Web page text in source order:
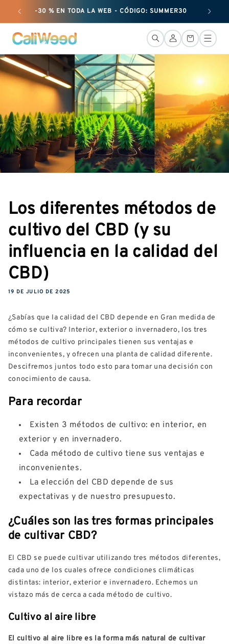
pasar al
contenido
-30 % EN TODA LA WEB - CÓDIGO: SUMMER30 + 50
ConexiónCesta
Los diferentes métodos de
cultivo del CBD (y su
influencia en la calidad del
CBD)
19 DE JULIO DE 2025
¿Sabías que la calidad del CBD depende en Gran medida de
cómo se cultiva? Interior, exterior o invernadero, los tres
métodos de cultivo principales tienen sus ventajas e
inconvenientes, y ofrecen una planta de calidad diferente.
Descifremos juntos todo esto para tomar una decisión con
conocimiento de causa.
Para recordar
Existen 3 métodos de cultivo: en interior, en
exterior y en invernadero.
Cada método de cultivo tiene sus ventajas e
inconvenientes.
La elección del CBD depende de sus
expectativas y de nuestro presupuesto.
¿Cuáles son las tres formas principales
de cultivar CBD?
El CBD se puede cultivar utilizando tres métodos diferentes,
cada uno de los cuales ofrece condiciones climáticas
distintas: interior, exterior e invernadero. Echemos un
vistazo más de cerca a cada método de cultivo.
Cultivo al aire libre
El cultivo al aire libre es la forma más natural de cultivar